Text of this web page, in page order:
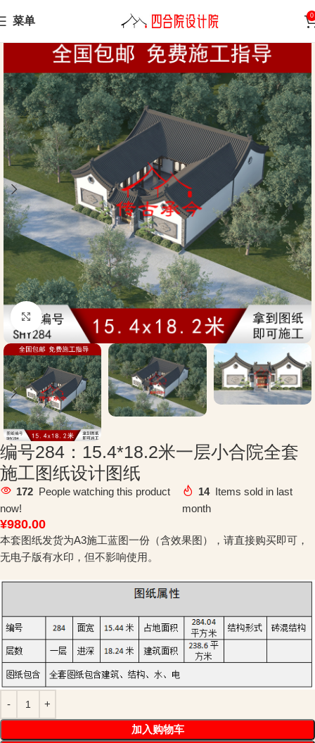
菜单 0
Home Sanheyuan
Click to enlarge
编号284：15.4*18.2米一层小合院全套
施工图纸设计图纸
172 People watching this product
now!
14 Items sold in last
month
¥980.00
本套图纸发货为A3施工蓝图一份（含效果图），请直接购买即可，
无电子版有水印，但不影响使用。
加入购物车